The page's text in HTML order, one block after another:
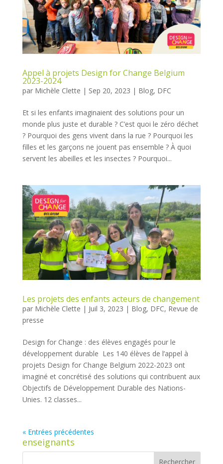
Appel à projets Design for Change Belgium
2023-2024
par Michèle Clette | Sep 20, 2023 | Blog, DFC
Et si les enfants imaginaient des solutions pour un
monde plus juste et durable ? C’est quoi le zéro déchet
? Pourquoi des gens vivent dans la rue ? Pourquoi les
filles et les garçons ne jouent pas ensemble ? À quoi
servent les abeilles et les insectes ? Pourquoi...
Les projets des enfants acteurs de changement
par Michèle Clette | Juil 3, 2023 | Blog, DFC, Revue de
presse
Design for Change : des élèves engagés pour le
développement durable Les 140 élèves de l’appel à
projets Design for Change Belgium 2022-2023 ont
imaginé et concrétisé des solutions qui contribuent aux
Objectifs de Développement Durable des Nations-
Unies. 12 classes...
« Entrées précédentes
enseignants